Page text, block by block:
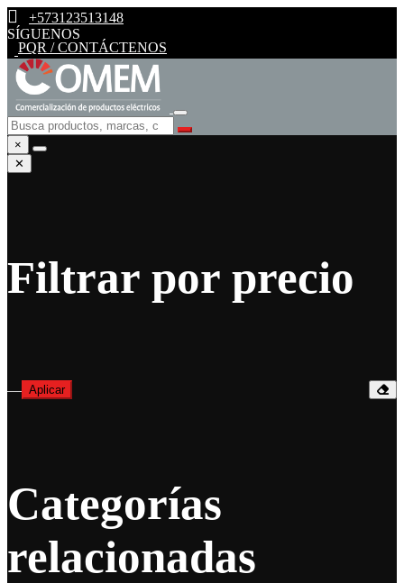
+573123513148
SÍGUENOS
PQR / CONTÁCTENOS
×
✕
Filtrar por precio
— Aplicar
Categorías
relacionadas